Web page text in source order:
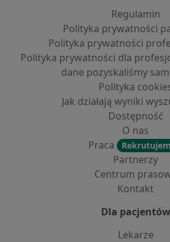
Regulamin
Polityka prywatności
Polityka prywatności
Polityka prywatności dla
dane pozyskaliśmy
Polityka
Jak działają wyniki
Dostępność
O nas
Praca
Partnerzy
Centrum
Kontakt
Dla pacjentów
Lekarze